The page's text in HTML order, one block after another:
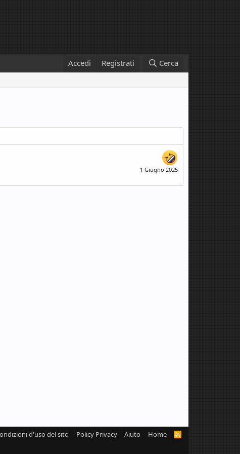
Accedi Registrati Cerca
1 Giugno 2025
d'uso del sito Policy Privacy Aiuto Home
R